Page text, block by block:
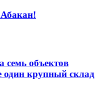
семь объектов
крупный склад